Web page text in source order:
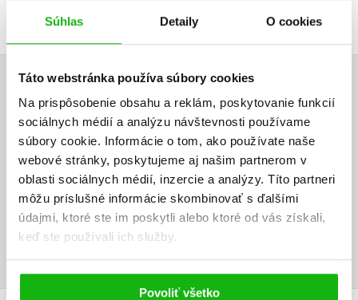
Súhlas Detaily O cookies
Táto webstránka používa súbory cookies
Na prispôsobenie obsahu a reklám, poskytovanie funkcií
sociálnych médií a analýzu návštevnosti používame
súbory cookie. Informácie o tom, ako používate naše
webové stránky, poskytujeme aj našim partnerom v
oblasti sociálnych médií, inzercie a analýzy. Títo partneri
môžu príslušné informácie skombinovať s ďalšími
údajmi, ktoré ste im poskytli alebo ktoré od vás získali,
keď ste používali ich služby.
Povoliť všetko
UŽIVATEĽSKÁ RECENZIA
Žiadne užívateľské hodnotenia nie sú dostupné.
Vaše hodnotenie
Používateľskú recenziu môžu vkladať len registrovaní užívatelia
Prihlásiť